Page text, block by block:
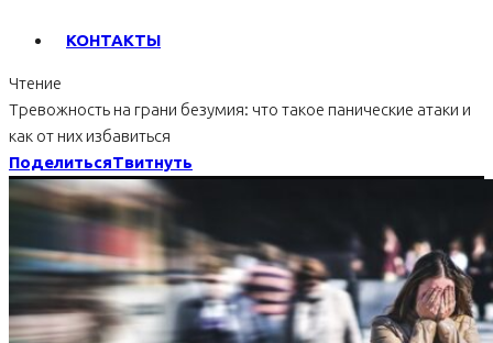
КОНТАКТЫ
Чтение
Тревожность на грани безумия: что такое панические атаки и
как от них избавиться
ПоделитьсяТвитнуть